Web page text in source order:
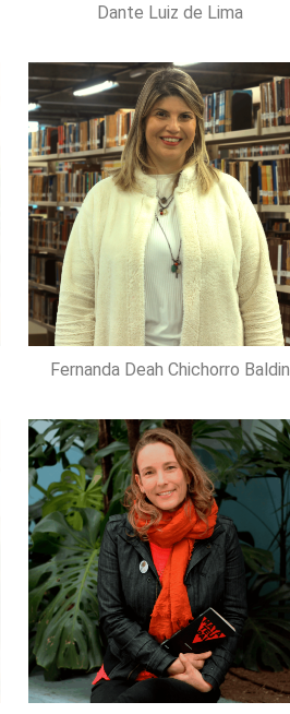
Dante Luiz de Lima
Fernanda Deah Chichorro Baldin